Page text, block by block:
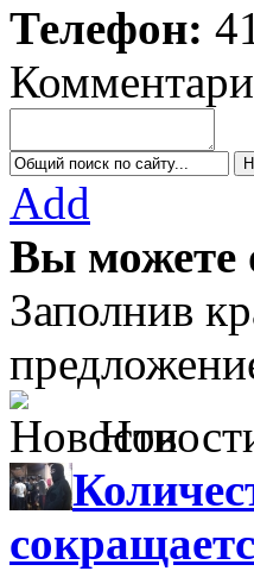
Телефон:
Add
Вы можете
Заполнив